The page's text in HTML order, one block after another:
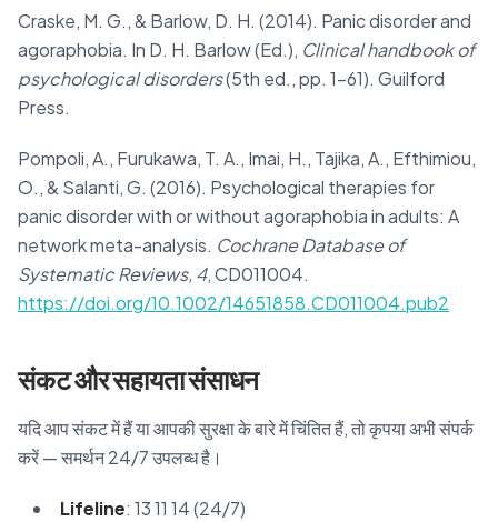
Craske, M. G., & Barlow, D. H. (2014). Panic disorder and
agoraphobia. In D. H. Barlow (Ed.), Clinical handbook of
psychological disorders(5th ed., pp. 1–61). Guilford
Press.
Pompoli, A., Furukawa, T. A., Imai, H., Tajika, A., Efthimiou,
O., & Salanti, G. (2016). Psychological therapies for
panic disorder with or without agoraphobia in adults: A
network meta-analysis. Cochrane Database of
Systematic Reviews, 4, CD011004.
https://doi.org/10.1002/14651858.CD011004.pub2
संकट और सहायता संसाधन
यदि आप संकट में हैं या आपकी सुरक्षा के बारे में चिंतित हैं, तो कृपया अभी संपर्क
करें — समर्थन 24/7 उपलब्ध है।
Lifeline: 13 11 14 (24/7)